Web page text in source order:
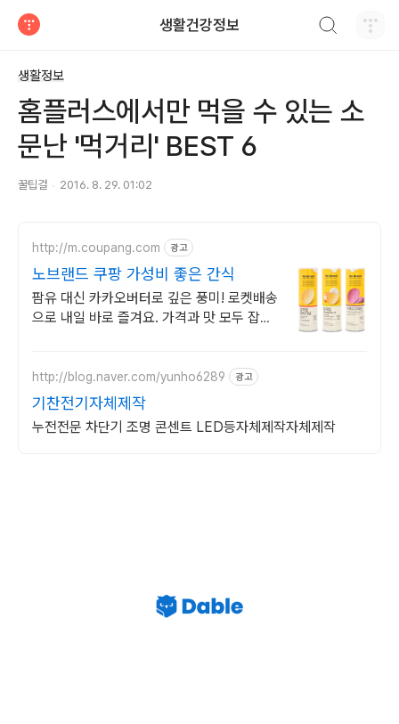
생활건강정보
생활정보
홈플러스에서만 먹을 수 있는 소
문난 '먹거리' BEST 6
꿀팁걸 2016. 8. 29. 01:02
http://m.coupang.com 광고
노브랜드 쿠팡 가성비 좋은 간식
팜유 대신 카카오버터로 깊은 풍미! 로켓배송
으로 내일 바로 즐겨요. 가격과 맛 모두 잡은
http://blog.naver.com/yunho6289 광고
기찬전기자체제작
누전전문 차단기 조명 콘센트 LED등자체제작자체제작